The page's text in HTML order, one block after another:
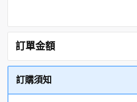
訂單金額
訂購須知